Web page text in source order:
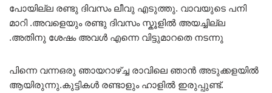
പോയില്ല രണ്ടു ദിവസം ലീവു എടുത്തു. വാവയുടെ പനി
മാറി .അവളെയും രണ്ടു ദിവസം സ്കൂളിൽ അയച്ചില്ല
.അതിനു ശേഷം അവൾ എന്നെ വിട്ടുമാറതെ നടന്നു
പിന്നെ വന്നഒരു ഞായറാഴ്ച്ച രാവിലെ ഞാൻ അടുക്കളയിൽ
ആയിരുന്നു.കുട്ടികൾ രണ്ടാളും ഹാളിൽ ഇരുപ്പുണ്ട്.